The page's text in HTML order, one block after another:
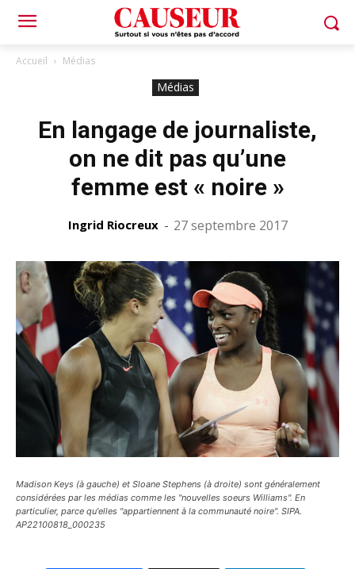
Accueil Médias
Médias
En langage de journaliste,
on ne dit pas qu’une
femme est « noire »
Ingrid Riocreux - 27 septembre 2017
Madison Keys (à gauche) et Sloane Stephens (à droite) sont généralement
considérées par les médias comme les "nouvelles soeurs Williams". En
particulier, parce qu'elles "appartiennent à la communauté noire". SIPA.
AP22100818_000235